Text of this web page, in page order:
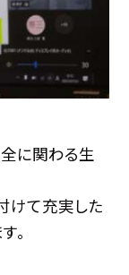
に関わる生
けて充実した
。